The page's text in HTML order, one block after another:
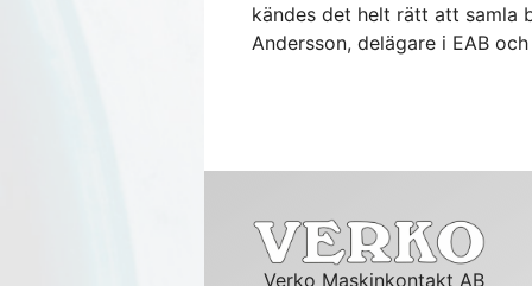
kändes det helt rätt att samla
Andersson, delägare i EAB
Verko Maskinkontakt AB